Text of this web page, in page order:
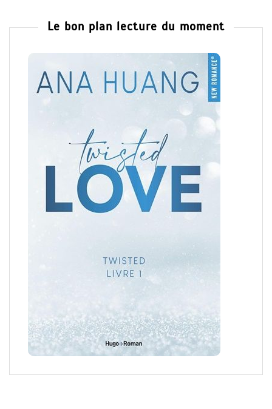
Le bon plan lecture du moment